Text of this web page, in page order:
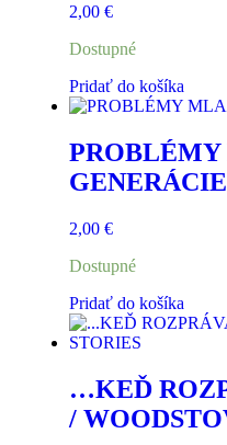
2,00 €
Dostupné
Pridať do košíka
GENERÁCIE
2,00 €
Dostupné
Pridať do košíka
…KEĎ
/